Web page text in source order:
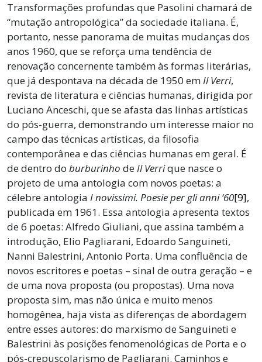
Transformações profundas que Pasolini chamará de
“mutação antropológica” da sociedade italiana. É,
portanto, nesse panorama de muitas mudanças dos
anos 1960, que se reforça uma tendência de
renovação concernente também às formas literárias,
que já despontava na década de 1950 emIl Verri,
revista de literatura e ciências humanas, dirigida por
Luciano Anceschi, que se afasta das linhas artísticas
do pós-guerra, demonstrando um interesse maior no
campo das técnicas artísticas, da filosofia
contemporânea e das ciências humanas em geral. É
de dentro do burburinho deIl Verrique nasce o
projeto de uma antologia com novos poetas: a
célebre antologia I novissimi. Poesie per gli anni ‘60[9],
publicada em 1961. Essa antologia apresenta textos
de 6 poetas: Alfredo Giuliani, que assina também a
introdução, Elio Pagliarani, Edoardo Sanguineti,
Nanni Balestrini, Antonio Porta. Uma confluência de
novos escritores e poetas – sinal de outra geração – e
de uma nova proposta (ou propostas). Uma nova
proposta sim, mas não única e muito menos
homogênea, haja vista as diferenças de abordagem
entre esses autores: do marxismo de Sanguineti e
Balestrini às posições fenomenológicas de Porta e o
pós-crepuscolarismo de Pagliarani. Caminhos e